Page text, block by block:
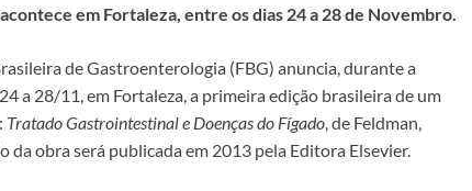
em Fortaleza, entre os dias 24 a 28 de Novembro.
de Gastroenterologia (FBG) anuncia, durante a
a 28/11, em Fortaleza, a primeira edição brasileira de um
Tratado Gastrointestinal e Doenças do Fígado, de Feldman,
da obra será publicada em 2013 pela Editora Elsevier.